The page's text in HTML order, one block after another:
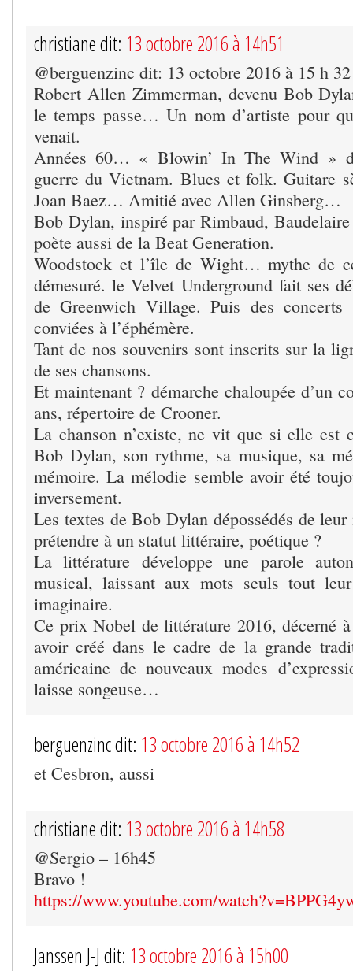
christiane dit: 13 octobre 2016 à 14h51
@berguenzinc dit: 13 octobre 2016 à 15 h
Robert Allen Zimmerman, devenu Bob
le temps passe… Un nom d’artiste pour
venait.
Années 60… « Blowin’ In The Wind »
guerre du Vietnam. Blues et folk. Guitare
Joan Baez… Amitié avec Allen Ginsberg…
Bob Dylan, inspiré par Rimbaud,
poète aussi de la Beat Generation.
Woodstock et l’île de Wight… mythe de
démesuré. le Velvet Underground fait ses
de Greenwich Village. Puis des
conviées à l’éphémère.
Tant de nos souvenirs sont inscrits sur la
de ses chansons.
Et maintenant ? démarche chaloupée d’un
ans, répertoire de Crooner.
La chanson n’existe, ne vit que si elle est
Bob Dylan, son rythme, sa musique, sa
mémoire. La mélodie semble avoir été
inversement.
Les textes de Bob Dylan dépossédés de
prétendre à un statut littéraire, poétique ?
La littérature développe une parole
musical, laissant aux mots seuls tout
imaginaire.
Ce prix Nobel de littérature 2016, décerné
avoir créé dans le cadre de la grande
américaine de nouveaux modes
laisse songeuse…
berguenzinc dit: 13 octobre 2016 à 14h52
et Cesbron, aussi
christiane dit: 13 octobre 2016 à 14h58
@Sergio – 16h45
Bravo !
https://www.youtube.com/
Janssen J-J dit: 13 octobre 2016 à 15h00